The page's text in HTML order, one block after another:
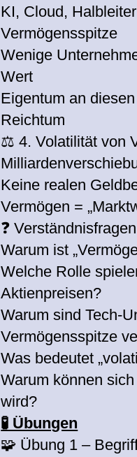
KI, Cloud,
Vermögensspitze
Wenige
Wert
Eigentum an
Reichtum
⚖️ 4. Volatilität von
Keine realen
Vermögen =
❓ Verständnisfragen
Warum ist
Welche Rolle
Aktienpreisen?
Warum sind Tech-
Vermögensspitze
Was bedeutet
Warum können
wird?
🧪 Übungen
🧩 Übung 1 –